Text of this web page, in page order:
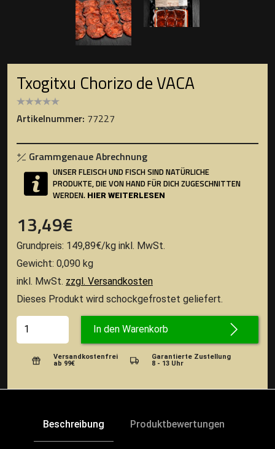
Txogitxu Chorizo de VACA
Artikelnummer: 77227
Grammgenaue Abrechnung
UNSER FLEISCH UND FISCH SIND NATÜRLICHE
PRODUKTE, DIE VON HAND FÜR DICH ZUGESCHNITTEN
WERDEN. HIER WEITERLESEN
13,49€
Grundpreis: 149,89€/kg inkl. MwSt.
Gewicht: 0,090 kg
inkl. MwSt. zzgl. Versandkosten
Dieses Produkt wird schockgefrostet geliefert.
In den Warenkorb
Versandkostenfrei
ab 99€
Garantierte Zustellung
8 - 13 Uhr
Beschreibung Produktbewertungen